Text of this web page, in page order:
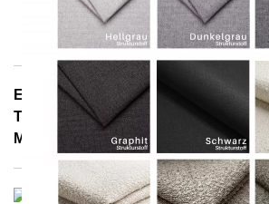
E-Mail: info@notoria.de
Telefon: +49 (0) 30 / 3450 5420
Mo. - Fr. 8.00 - 15.30 Uhr